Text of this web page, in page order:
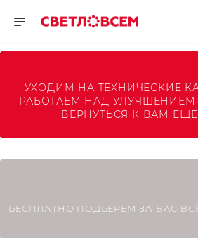
УХОДИМ НА ТЕХНИЧЕСКИЕ
РАБОТАЕМ НАД УЛУЧШЕНИЕМ
ВЕРНУТЬСЯ К ВАМ
БЕСПЛАТНО ПОДБЕРЕМ ЗА ВАС